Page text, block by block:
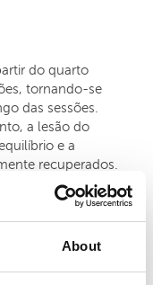
About
do quarto
tornando-se
das sessões.
a lesão do
e a
recuperados.
coisa que
também se